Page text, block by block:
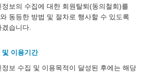
보의 수집에 대한 회원탈퇴(동의철회)를
동등한 방법 및 절차로 행사할 수 있도록
습니다.
이용기간
보 수집 및 이용목적이 달성된 후에는 해당